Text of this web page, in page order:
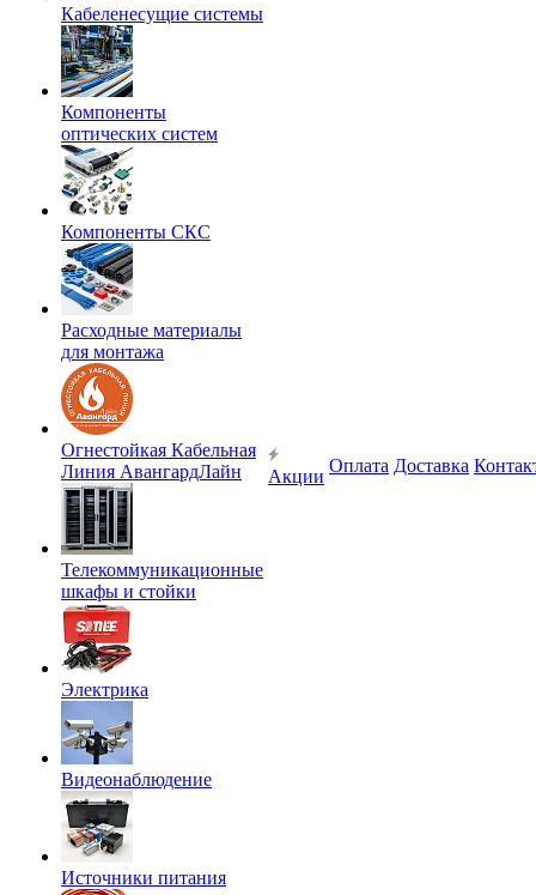
Кабеленесущие системы
Компоненты
оптических систем
Компоненты СКС
Расходные материалы
для монтажа
Огнестойкая Кабельная
Линия АвангардЛайн
Телекоммуникационные
шкафы и стойки
Электрика
Видеонаблюдение
Источники питания
Акции
Оплата Доставка